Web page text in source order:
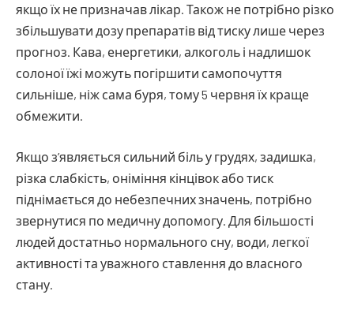
якщо їх не призначав лікар. Також не потрібно різко
збільшувати дозу препаратів від тиску лише через
прогноз. Кава, енергетики, алкоголь і надлишок
солоної їжі можуть погіршити самопочуття
сильніше, ніж сама буря, тому 5 червня їх краще
обмежити.
Якщо з’являється сильний біль у грудях, задишка,
різка слабкість, оніміння кінцівок або тиск
піднімається до небезпечних значень, потрібно
звернутися по медичну допомогу. Для більшості
людей достатньо нормального сну, води, легкої
активності та уважного ставлення до власного
стану.